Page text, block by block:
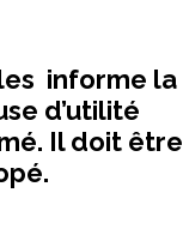
informe la
d’utilité
Il doit être